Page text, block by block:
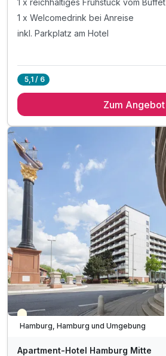
1 x reichhaltiges Frühstück vom Buffet
1 x Welcomedrink bei Anreise
inkl. Parkplatz am Hotel
5,1 / 6
Zum Angebot
Teilweise ausgelastet
Hamburg, Hamburg und Umgebung
Apartment-Hotel Hamburg Mitte